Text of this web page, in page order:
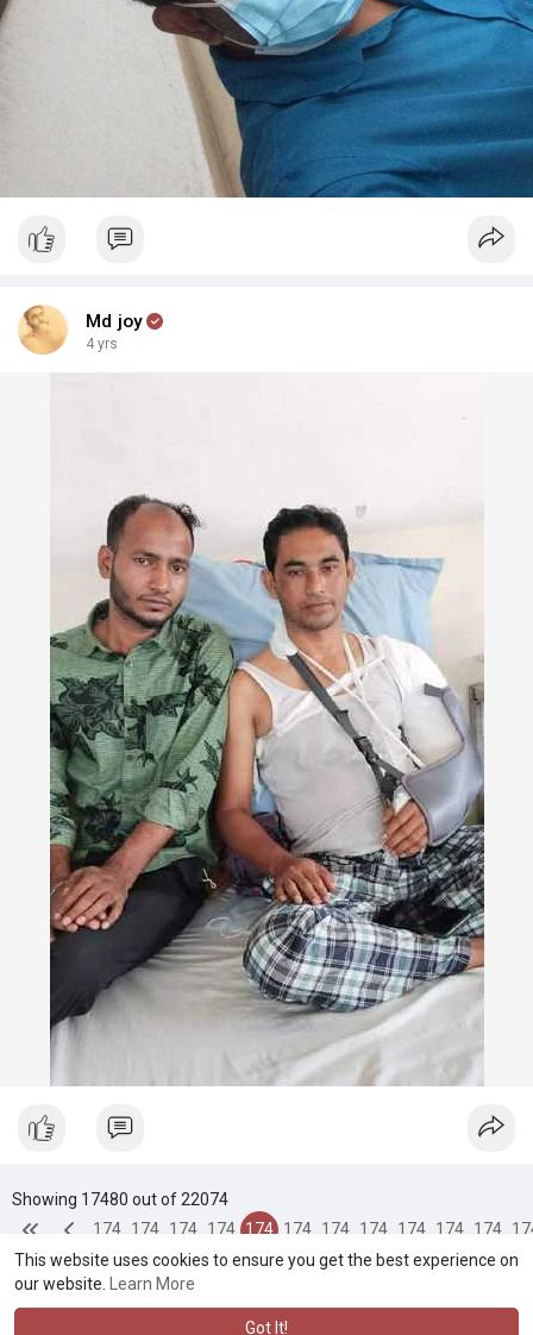
This website uses cookies to ensure you get the best experience on
our website.
Learn More
Got It!
Md joy
4 yrs
Showing 17480 out of 22074
174
76
174
77
174
78
174
79
174
80
174
81
174
82
174
83
174
84
174
85
174
86